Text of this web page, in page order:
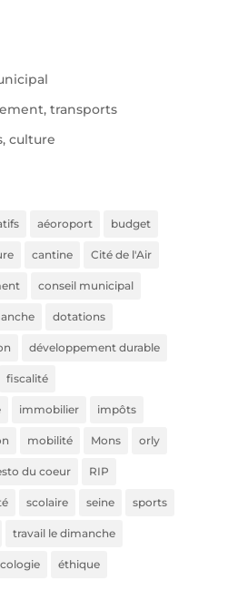
transports
culture
aéoroport budget
cantine Cité de l'Air
conseil municipal
dotations
développement durable
fiscalité
immobilier impôts
mobilité Mons orly
du coeur RIP
scolaire seine sports
travail le dimanche
éthique